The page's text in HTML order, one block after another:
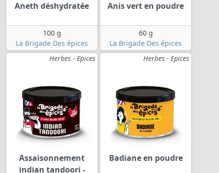
Aneth déshydratée
100 g
La Brigade Des épices
Anis vert en poudre
60 g
La Brigade Des épices
Herbes - Epices
Assaisonnement
indian tandoori -
Herbes - Epices
Badiane en poudre